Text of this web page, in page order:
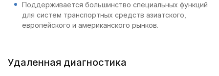
Поддерживается большинство специальных функций
для систем транспортных средств азиатского,
европейского и американского рынков.
Удаленная диагностика